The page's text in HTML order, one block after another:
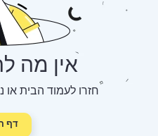
אין מה
חזרו לעמוד הבית או
דף